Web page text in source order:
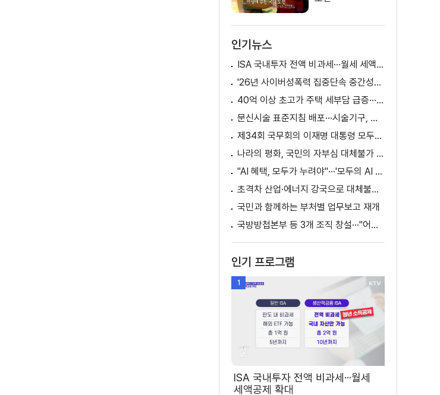
인기뉴스
ISA 국내투자 전액 비과세···월세 세액공제 확대
'26년 사이버성폭력 집중단속 중간성과 발표···향후 추진계획은?
40억 이상 초고가 주택 세부담 급증···실수요자 보호 강화
문신시술 표준지침 배포···시술기구, 일회용 사용 후 폐기
제34회 국무회의 이재명 대통령 모두발언
나라의 평화, 국민의 자부심 대체불가 대한민국 이재명 대통령 모두말씀
"AI 혜택, 모두가 누려야"···'모두의 AI 성장사다리' 출범
초격차 산업·에너지 강국으로 대체불가 대한민국 이재명 대통령 모두말씀
국민과 함께하는 부처별 업무보고 재개
국방방첩본부 등 3개 조직 창설···"어두운 방첩사 결별"
인기 프로그램
1
ISA 국내투자 전액 비과세···월세
세액공제 확대